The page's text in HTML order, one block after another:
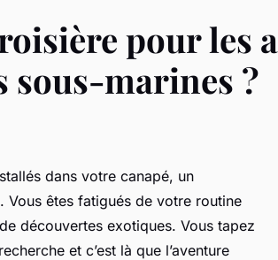
pour les
sous-marines ?
dans votre canapé, un
êtes fatigués de votre routine
découvertes exotiques. Vous tapez
et c’est là que l’aventure